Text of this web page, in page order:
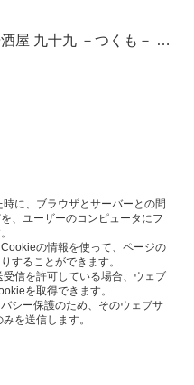
【全席個室】個室居酒屋 九十九 －つくも－ 金沢店
に、ブラウザとサーバーとの間
、ユーザーのコンピュータにフ
の情報を使って、ページの
することができます。
信を許可している場合、ウェブ
を取得できます。
シー保護のため、そのウェブサ
を送信します。